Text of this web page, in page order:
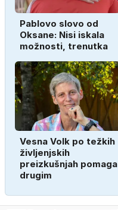
Pablovo slovo od
Oksane: Nisi iskala
možnosti, trenutka
Vesna Volk po težkih
življenjskih
preizkušnjah pomaga
drugim